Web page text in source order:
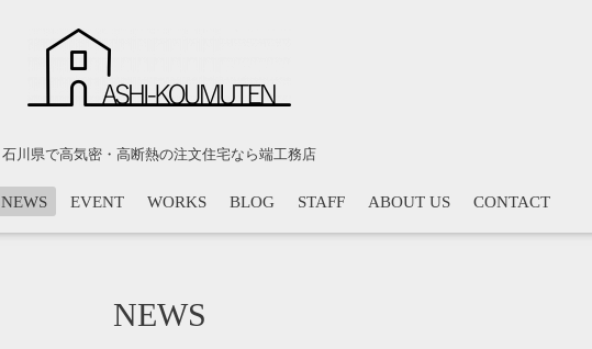
石川県で高気密・高断熱の注文住宅なら端工務店
NEWS EVENT WORKS BLOG STAFF ABOUT US CONTACT
NEWS